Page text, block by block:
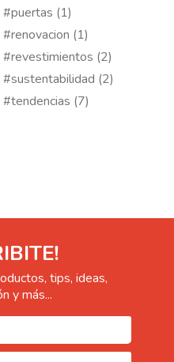
#puertas (1)
#renovacion (1)
#revestimientos (2)
#sustentabilidad (2)
#tendencias (7)
tips, ideas,
y más...